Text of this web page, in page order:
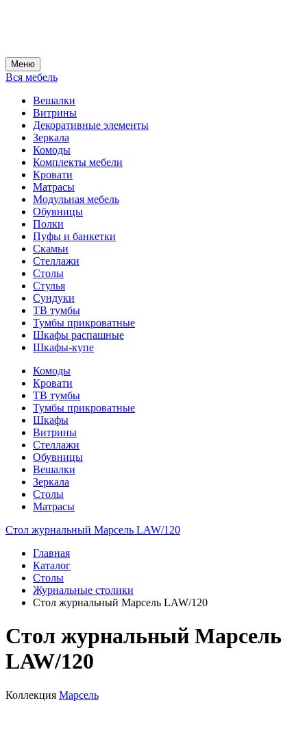
Меню
Вся мебель
Вешалки
Витрины
Декоративные элементы
Зеркала
Комоды
Комплекты мебели
Кровати
Матрасы
Модульная мебель
Обувницы
Полки
Пуфы и банкетки
Скамьи
Стеллажи
Столы
Стулья
Сундуки
ТВ тумбы
Тумбы прикроватные
Шкафы распашные
Шкафы-купе
Комоды
Кровати
ТВ тумбы
Тумбы прикроватные
Шкафы
Витрины
Стеллажи
Обувницы
Вешалки
Зеркала
Столы
Матрасы
Стол журнальный Марсель LAW/120
Главная
Каталог
Столы
Журнальные столики
Стол журнальный Марсель LAW/120
Стол журнальный Марсель
LAW/120
Коллекция Марсель